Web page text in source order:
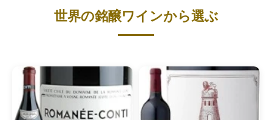
世界の銘醸ワインから選ぶ